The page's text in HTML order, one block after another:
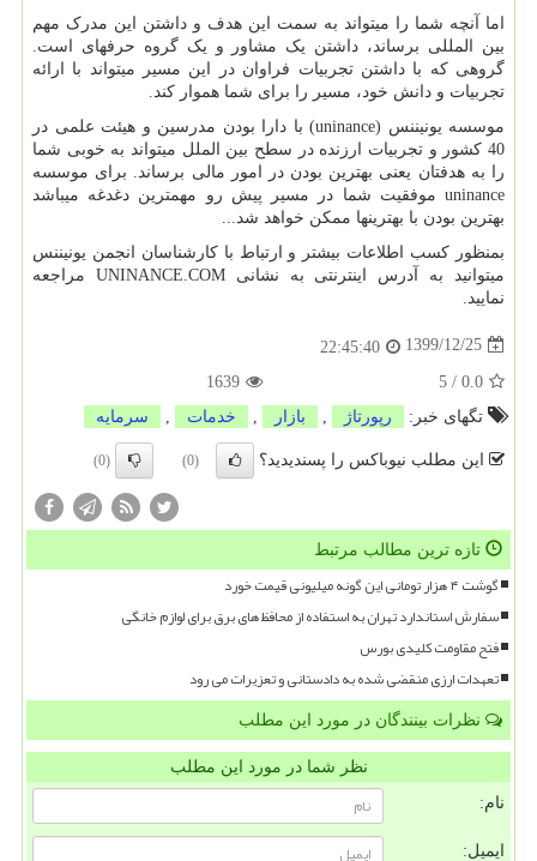
اما آنچه شما را می­تواند به سمت این هدف و داشتن این مدرک مهم
بین المللی برساند، داشتن یک مشاور و یک گروه حرفه­ای است.
گروهی که با داشتن تجربیات فراوان در این مسیر می­تواند با ارائه
تجربیات و دانش خود، مسیر را برای شما هموار کند.
موسسه یونیننس (uninance) با دارا بودن مدرسین و هیئت علمی در
40 کشور و تجربیات ارزنده در سطح بین الملل می­تواند به خوبی شما
را به هدفتان یعنی بهترین بودن در امور مالی برساند. برای موسسه
uninance موفقیت شما در مسیر پیش رو مهم­ترین دغدغه می­باشد
بهترین بودن با بهترین­ها ممکن خواهد شد...
بمنظور کسب اطلاعات بیشتر و ارتباط با کارشناسان انجمن یونیننس
میتوانید به آدرس اینترنتی به نشانیUNINANCE.COM مراجعه
نمایید.
1399/12/25
22:45:40
0.0
/
5
1639
تگهای خبر:
رپورتاژ بازار خدمات سرمایه
این مطلب نیوباکس را پسندیدید؟ (0)
(0)
تازه ترین مطالب مرتبط
گوشت ۴ هزار تومانی این گونه میلیونی قیمت خورد
سفارش استاندارد تهران به استفاده از محافظ های برق برای لوازم خانگی
فتح مقاومت کلیدی بورس
تعهدات ارزی منقضی شده به دادستانی و تعزیرات می رود
نظرات بینندگان در مورد این مطلب
نظر شما در مورد این مطلب
نام:
ایمیل: